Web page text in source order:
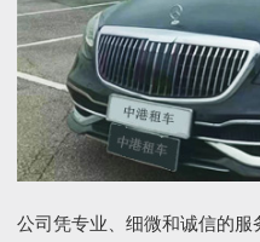
公司凭专业、细微和诚信的